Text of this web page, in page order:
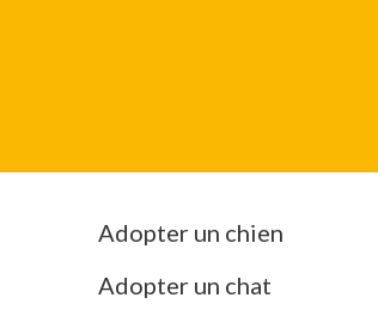
Adopter un chien
Adopter un chat